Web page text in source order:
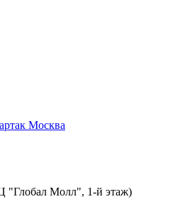
"Глобал Молл", 1-й этаж)